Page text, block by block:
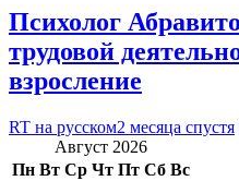
Психолог
трудовой
взросление
RT на русском2 месяца спустя
Август 2026
Пн Вт Ср Чт Пт Сб Вс